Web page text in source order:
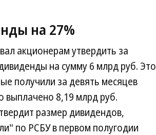
на 27%
акционерам утвердить за
на сумму 6 млрд руб. Это
получили за девять месяцев
выплачено 8,19 млрд руб.
размер дивидендов,
по РСБУ в первом полугодии